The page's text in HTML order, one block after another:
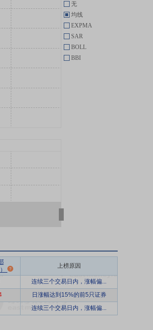
无
均线
EXPMA
SAR
BOLL
BBI
上榜原因
连续三个交易日内，涨幅偏...
日涨幅达到15%的前5只证券
连续三个交易日内，涨幅偏...